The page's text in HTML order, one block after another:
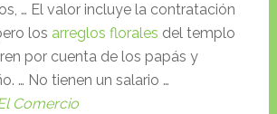
… El valor incluye la contratación
los arreglos florales del templo
por cuenta de los papás y
… No tienen un salario …
Comercio